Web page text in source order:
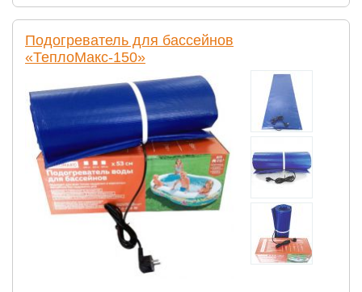
Подогреватель для бассейнов
«ТеплоМакс-150»